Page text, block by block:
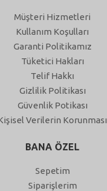
Müşteri Hizmetleri
Kullanım Koşulları
Garanti Politikamız
Tüketici Hakları
Telif Hakkı
Gizlilik Politikası
Güvenlik Potikası
Verilerin Korunması
BANA ÖZEL
Sepetim
Siparişlerim